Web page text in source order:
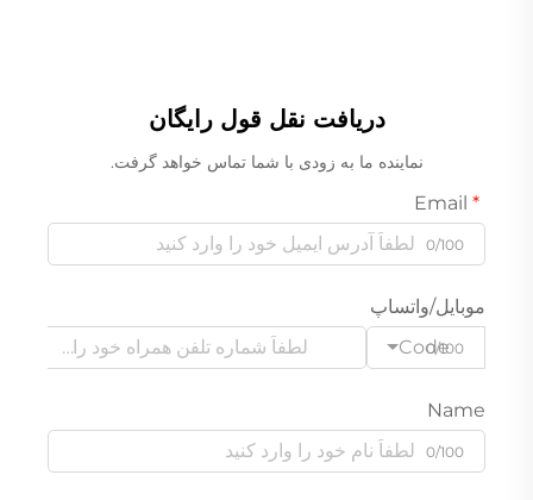
دریافت نقل قول رایگان
نماینده ما به زودی با شما تماس خواهد گرفت.
0/100
موبایل/واتساپ
Code
0/100
Name
0/100